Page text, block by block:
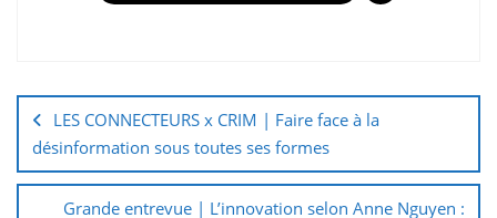
LES CONNECTEURS x CRIM | Faire face à la
désinformation sous toutes ses formes
Grande entrevue | L’innovation selon Anne Nguyen :